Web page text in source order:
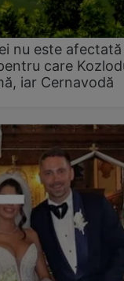
nu este
care
iar Cernavodă